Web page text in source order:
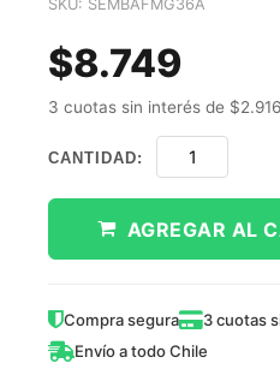
SKU: SEMBAFMG36A
$8.749
3 cuotas sin interés de $2.916
CANTIDAD:
AGREGAR AL
Compra segura
3 cuotas
Envío a todo Chile